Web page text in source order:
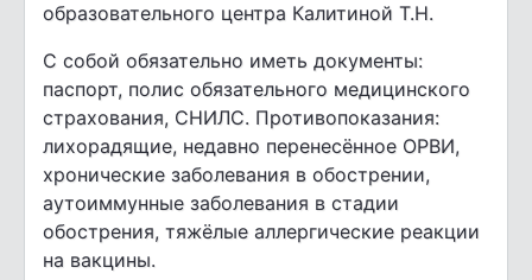
образовательного центра Калитиной Т.Н.
С собой обязательно иметь документы:
паспорт, полис обязательного медицинского
страхования, СНИЛС. Противопоказания:
лихорадящие, недавно перенесённое ОРВИ,
хронические заболевания в обострении,
аутоиммунные заболевания в стадии
обострения, тяжёлые аллергические реакции
на вакцины.